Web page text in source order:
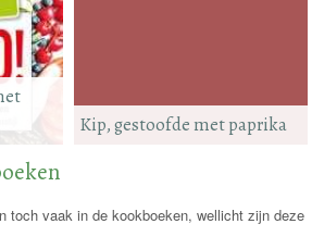
Kip, gestoofde met paprika
toch vaak in de kookboeken, wellicht zijn deze